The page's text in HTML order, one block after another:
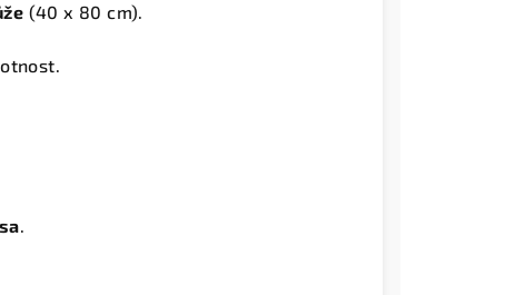
(40 x 80 cm).
.